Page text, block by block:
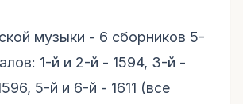
музыки - 6 сборников 5-
1-й и 2-й - 1594, 3-й -
5-й и 6-й - 1611 (все